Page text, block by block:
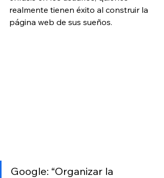
realmente tienen éxito al construir la
página web de sus sueños.
Google: “Organizar la